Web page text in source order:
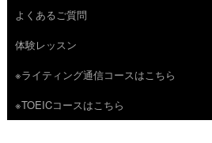
ツ
へ
ス
キ
よくあるご質問
体験レッスン
※ライティング通信コースはこちら
※TOEICコースはこちら